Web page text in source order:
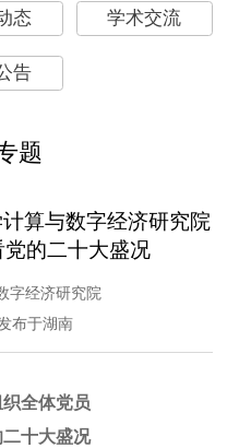
题
态 学术交流
告
算与数字经济研究院
的二十大盛况
字经济研究院
布于湖南
全体党员
十大盛况